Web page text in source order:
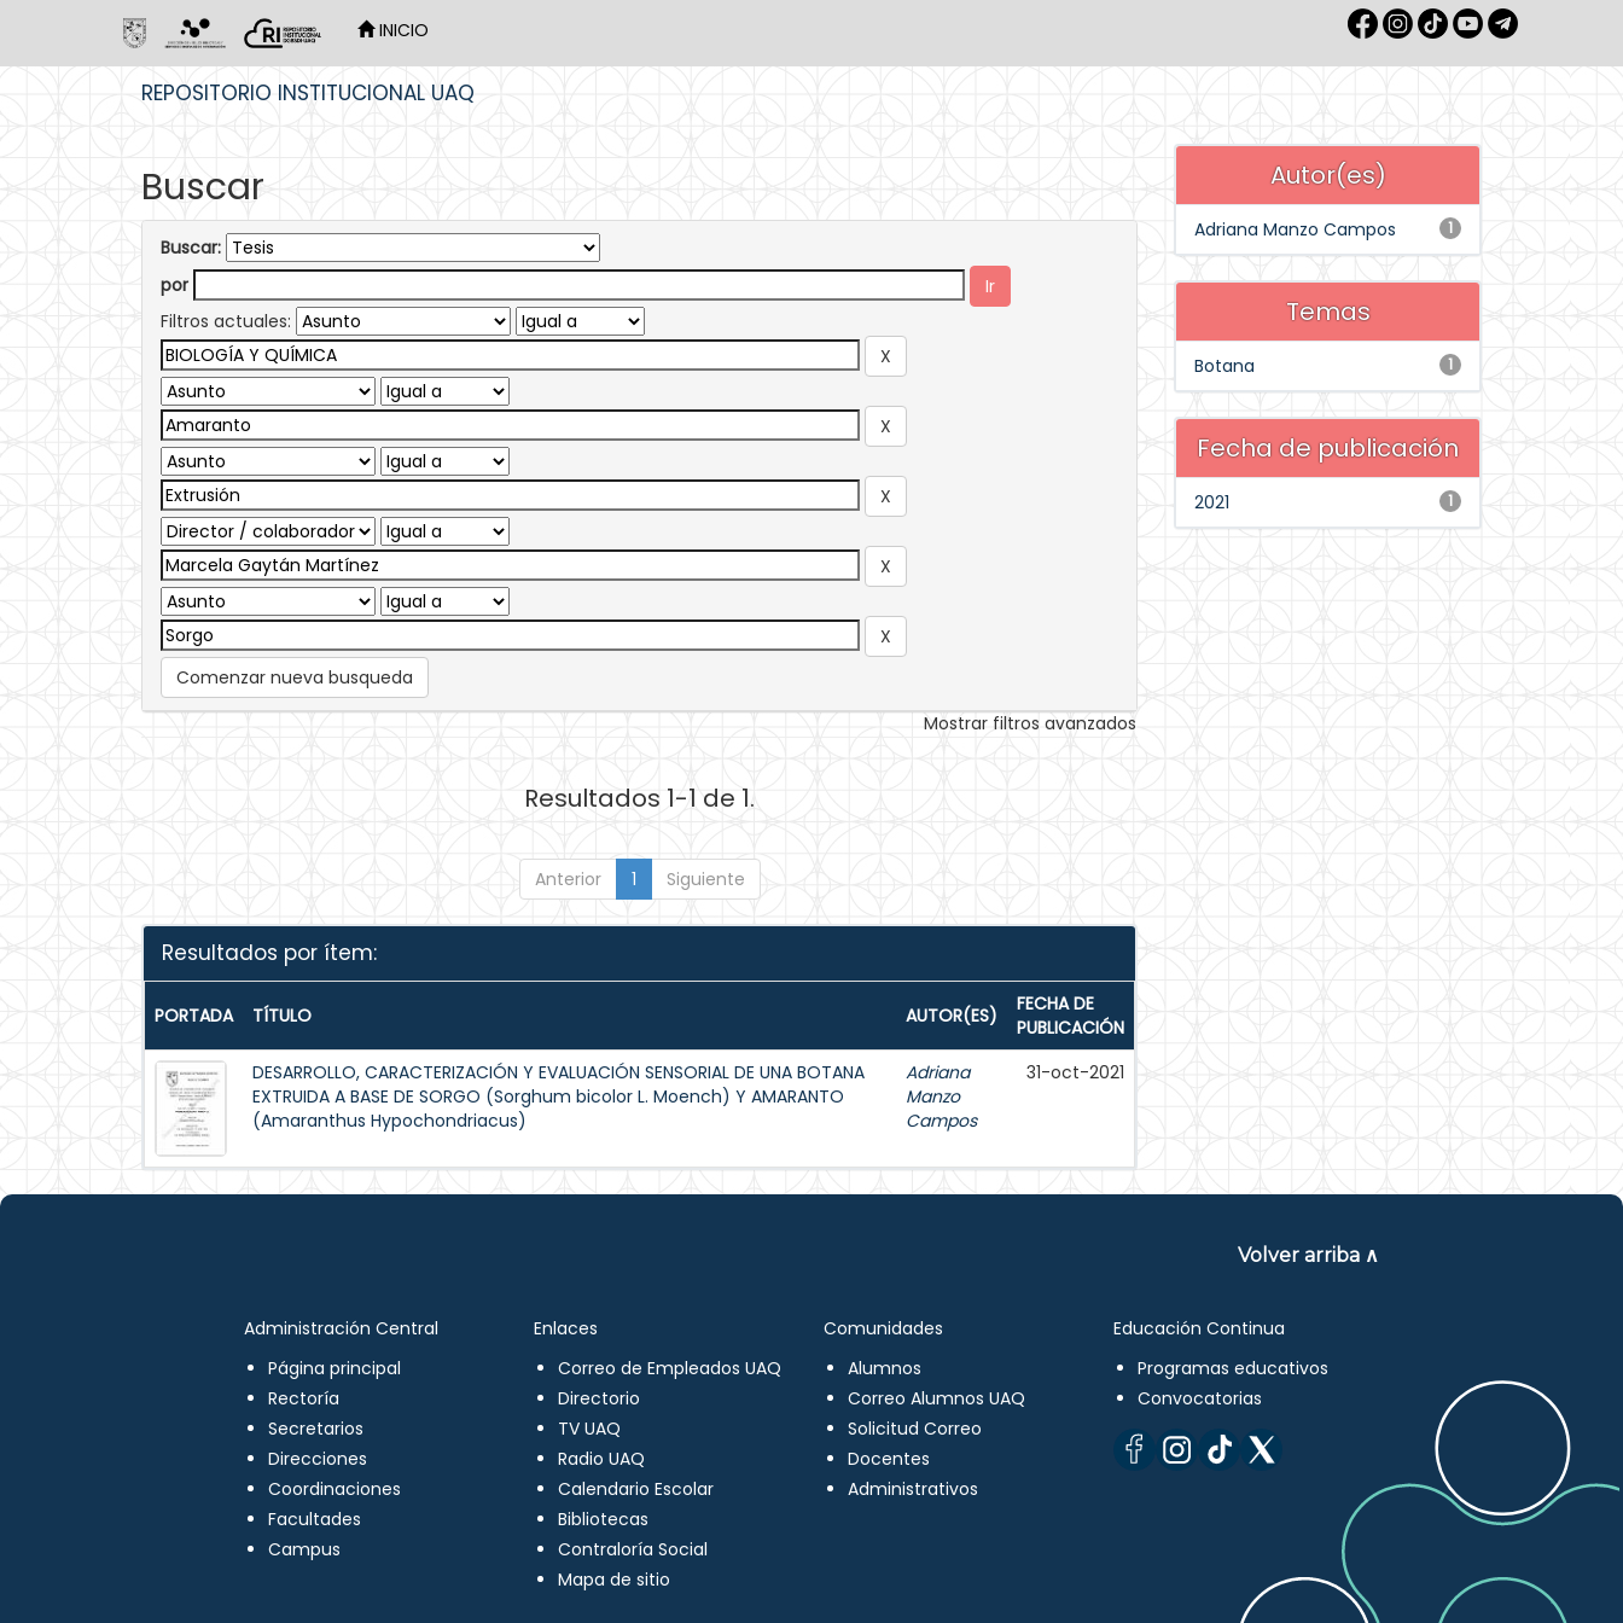
INICIO
REPOSITORIO INSTITUCIONAL UAQ
Buscar
Buscar:
por
Filtros actuales:
Comenzar nueva busqueda
Mostrar filtros avanzados
Resultados 1-1 de 1.
Anterior 1 Siguiente
Resultados por ítem:
PORTADA TÍTULO AUTOR(ES)
FECHA DE
PUBLICACIÓN
DESARROLLO, CARACTERIZACIÓN Y EVALUACIÓN SENSORIAL DE UNA BOTANA
EXTRUIDA A BASE DE SORGO (Sorghum bicolor L. Moench) Y AMARANTO
(Amaranthus Hypochondriacus)
Adriana
Manzo
Campos
31-oct-2021
Autor(es)
1
Adriana Manzo Campos
Temas
1
Botana
Fecha de publicación
1
2021
Volver arriba ∧
Administración Central
Página principal
Rectoría
Secretarios
Direcciones
Coordinaciones
Facultades
Campus
Enlaces
Correo de Empleados UAQ
Directorio
TV UAQ
Radio UAQ
Calendario Escolar
Bibliotecas
Contraloría Social
Mapa de sitio
Comunidades
Alumnos
Correo Alumnos UAQ
Solicitud Correo
Docentes
Administrativos
Educación Continua
Programas educativos
Convocatorias